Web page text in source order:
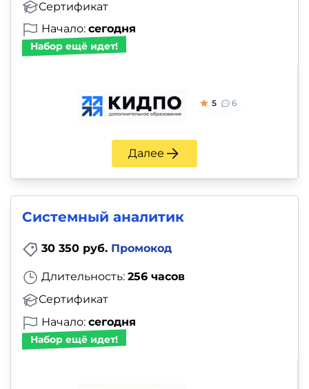
Сертификат
Начало: сегодня
Набор ещё идет!
5 6
Далее
Системный аналитик
30 350 руб. Промокод
Длительность: 256 часов
Сертификат
Начало: сегодня
Набор ещё идет!